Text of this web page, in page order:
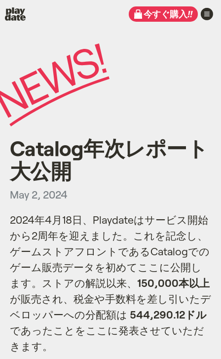
Playdate 今すぐ購入!!
Catalog年次レポート
大公開
May 2, 2024
2024年4月18日、Playdateはサービス開始
から2周年を迎えました。これを記念し、
ゲームストアフロントであるCatalogでの
ゲーム販売データを初めてここに公開し
ます。ストアの解説以来、 150,000本以上
が販売され、税金や手数料を差し引いたデ
ベロッパーへの分配額は 544,290.12ドル
であったことをここに発表させていただ
きます。